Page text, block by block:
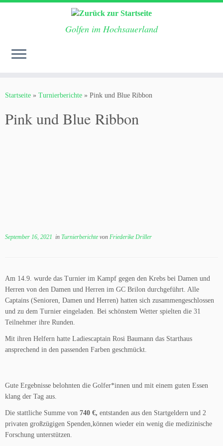
Inhalt
Golfen im Hochsauerland
Startseite » Turnierberichte » Pink und Blue Ribbon
Pink und Blue Ribbon
September 16, 2021 in Turnierberichte von Friederike Driller
Am 14.9. wurde das Turnier im Kampf gegen den Krebs bei Damen und
Herren von den Damen und Herren im GC Brilon durchgeführt. Alle
Captains (Senioren, Damen und Herren) hatten sich zusammengeschlossen
und zu dem Turnier eingeladen. Bei schönstem Wetter spielten die 31
Teilnehmer ihre Runden.
Mit ihren Helfern hatte Ladiescaptain Rosi Baumann das Starthaus
ansprechend in den passenden Farben geschmückt.
Gute Ergebnisse belohnten die Golfer*innen und mit einem guten Essen
klang der Tag aus.
Die stattliche Summe von 740 €, entstanden aus den Startgeldern und 2
privaten großzügigen Spenden,können wieder ein wenig die medizinische
Forschung unterstützen.